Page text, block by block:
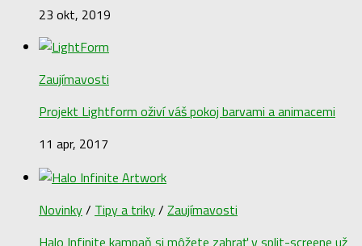
23 okt, 2019
Zaujímavosti
Projekt Lightform oživí váš pokoj barvami a animacemi
11 apr, 2017
Novinky/ Tipy a triky/ Zaujímavosti